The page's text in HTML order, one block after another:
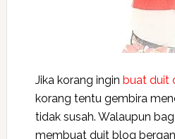
Jika korang ingin buat duit
korang tentu gembira
tidak susah. Walaupun
membuat duit blog